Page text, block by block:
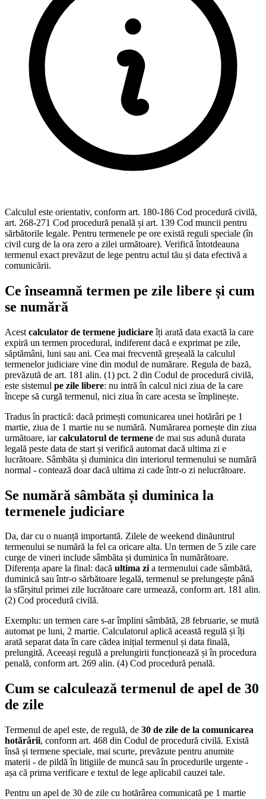
Calculul este orientativ, conform art. 180-186 Cod procedură civilă,
art. 268-271 Cod procedură penală și art. 139 Cod muncii pentru
sărbătorile legale. Pentru termenele pe ore există reguli speciale (în
civil curg de la ora zero a zilei următoare). Verifică întotdeauna
termenul exact prevăzut de lege pentru actul tău și data efectivă a
comunicării.
Ce înseamnă termen pe zile libere și cum
se numără
Acest calculator de termene judiciareîți arată data exactă la care
expiră un termen procedural, indiferent dacă e exprimat pe zile,
săptămâni, luni sau ani. Cea mai frecventă greșeală la calculul
termenelor judiciare vine din modul de numărare. Regula de bază,
prevăzută de art. 181 alin. (1) pct. 2 din Codul de procedură civilă,
este sistemul pe zile libere: nu intră în calcul nici ziua de la care
începe să curgă termenul, nici ziua în care acesta se împlinește.
Tradus în practică: dacă primești comunicarea unei hotărâri pe 1
martie, ziua de 1 martie nu se numără. Numărarea pornește din ziua
următoare, iarcalculatorul de termene de mai sus adună durata
legală peste data de start și verifică automat dacă ultima zi e
lucrătoare. Sâmbăta și duminica din interiorul termenului se numără
normal - contează doar dacă ultima zi cade într-o zi nelucrătoare.
Se numără sâmbăta și duminica la
termenele judiciare
Da, dar cu o nuanță importantă. Zilele de weekend dinăuntrul
termenului se numără la fel ca oricare alta. Un termen de 5 zile care
curge de vineri include sâmbăta și duminica în numărătoare.
Diferența apare la final: dacă ultima zia termenului cade sâmbătă,
duminică sau într-o sărbătoare legală, termenul se prelungește până
la sfârșitul primei zile lucrătoare care urmează, conform art. 181 alin.
(2) Cod procedură civilă.
Exemplu: un termen care s-ar împlini sâmbătă, 28 februarie, se mută
automat pe luni, 2 martie. Calculatorul aplică această regulă și îți
arată separat data în care cădea inițial termenul și data finală,
prelungită. Aceeași regulă a prelungirii funcționează și în procedura
penală, conform art. 269 alin. (4) Cod procedură penală.
Cum se calculează termenul de apel de 30
de zile
Termenul de apel este, de regulă, de 30 de zile de la comunicarea
hotărârii, conform art. 468 din Codul de procedură civilă. Există
însă și termene speciale, mai scurte, prevăzute pentru anumite
materii - de pildă în litigiile de muncă sau în procedurile urgente -
așa că prima verificare e textul de lege aplicabil cauzei tale.
Pentru un apel de 30 de zile cu hotărârea comunicată pe 1 martie